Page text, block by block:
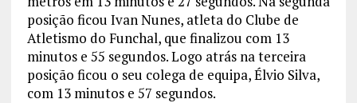
posição ficou Ivan Nunes, atleta do Clube de
Atletismo do Funchal, que finalizou com 13
minutos e 55 segundos. Logo atrás na terceira
posição ficou o seu colega de equipa, Élvio Silva,
com 13 minutos e 57 segundos.